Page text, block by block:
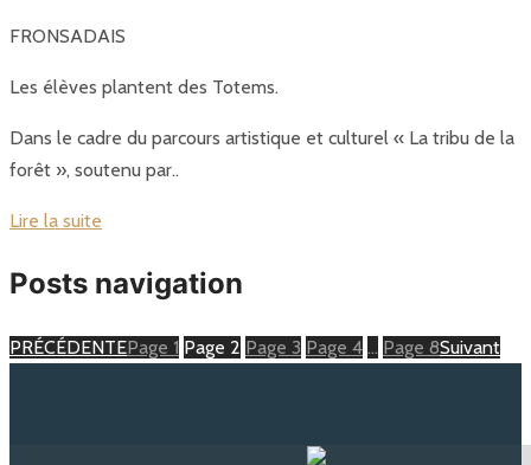
FRONSADAIS
Les élèves plantent des Totems.
Dans le cadre du parcours artistique et culturel « La tribu de la
forêt », soutenu par..
Lire la suite
Posts navigation
PRÉCÉDENTEPage 1 Page 2 Page 3 Page 4 … Page 8Suivant